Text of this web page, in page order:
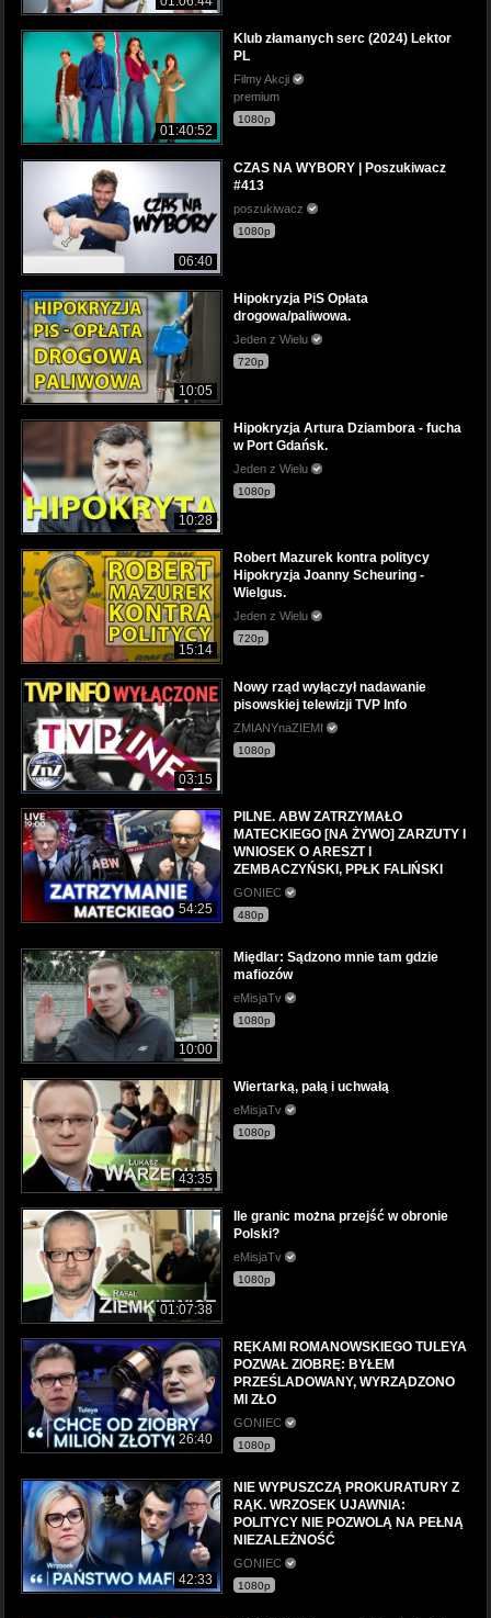
01:40:52
Klub złamanych serc (2024) Lektor
PL
Filmy Akcji
premium
1080p
06:40
CZAS NA WYBORY | Poszukiwacz
#413
poszukiwacz
1080p
10:05
Hipokryzja PiS Opłata
drogowa/paliwowa.
Jeden z Wielu
720p
10:28
Hipokryzja Artura Dziambora - fucha
w Port Gdańsk.
Jeden z Wielu
1080p
15:14
Robert Mazurek kontra politycy
Hipokryzja Joanny Scheuring -
Wielgus.
Jeden z Wielu
720p
03:15
Nowy rząd wyłączył nadawanie
pisowskiej telewizji TVP Info
ZMIANYnaZIEMI
1080p
54:25
PILNE. ABW ZATRZYMAŁO
MATECKIEGO [NA ŻYWO] ZARZUTY I
WNIOSEK O ARESZT l
ZEMBACZYŃSKI, PPŁK FALIŃSKI
GONIEC
480p
10:00
Międlar: Sądzono mnie tam gdzie
mafiozów
eMisjaTv
1080p
43:35
Wiertarką, pałą i uchwałą
eMisjaTv
1080p
01:07:38
Ile granic można przejść w obronie
Polski?
eMisjaTv
1080p
26:40
RĘKAMI ROMANOWSKIEGO TULEYA
POZWAŁ ZIOBRĘ: BYŁEM
PRZEŚLADOWANY, WYRZĄDZONO
MI ZŁO
GONIEC
1080p
42:33
NIE WYPUSZCZĄ PROKURATURY Z
RĄK. WRZOSEK UJAWNIA:
POLITYCY NIE POZWOLĄ NA PEŁNĄ
NIEZALEŻNOŚĆ
GONIEC
1080p